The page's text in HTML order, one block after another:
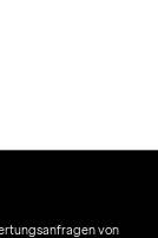
von